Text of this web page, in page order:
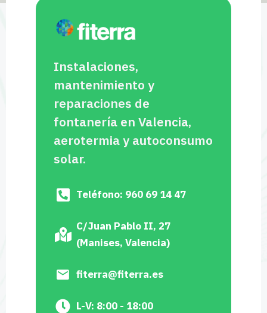
Instalaciones,
mantenimiento y
reparaciones de
fontanería en Valencia,
aerotermia y autoconsumo
solar.
Teléfono: 960 69 14 47
C/Juan Pablo II, 27
(Manises, Valencia)
fiterra@fiterra.es
L-V: 8:00 - 18:00